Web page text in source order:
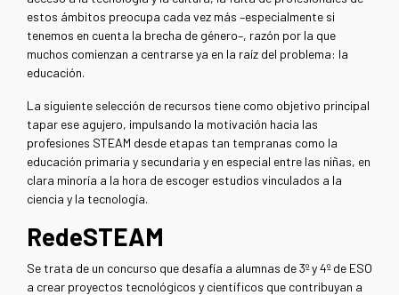
estos ámbitos preocupa cada vez más –especialmente si
tenemos en cuenta la brecha de género–, razón por la que
muchos comienzan a centrarse ya en la raíz del problema: la
educación.
La siguiente selección de recursos tiene como objetivo principal
tapar ese agujero, impulsando la motivación hacia las
profesiones STEAM desde etapas tan tempranas como la
educación primaria y secundaria y en especial entre las niñas, en
clara minoría a la hora de escoger estudios vinculados a la
ciencia y la tecnología.
RedeSTEAM
Se trata de un concurso que desafía a alumnas de 3º y 4º de ESO
a crear proyectos tecnológicos y científicos que contribuyan a